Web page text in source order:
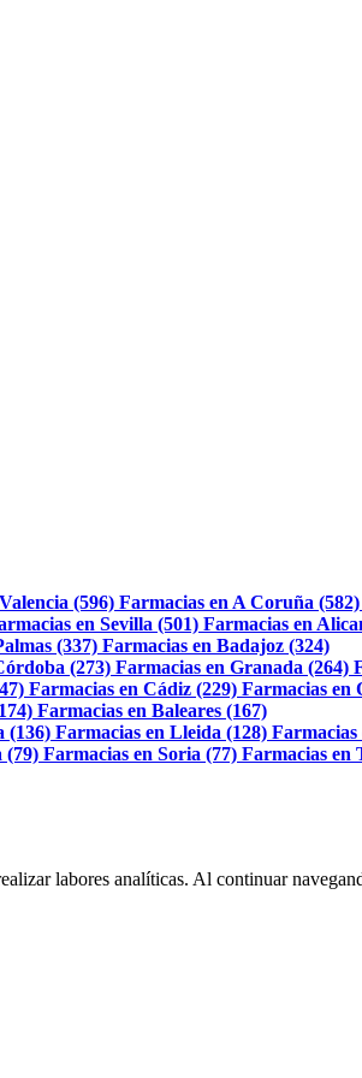
(596) Farmacias en A Coruña (582)
en Sevilla (501) Farmacias en
(337) Farmacias en Badajoz (324)
(273) Farmacias en Granada (264)
Farmacias en Cádiz (229) Farmacias en
Farmacias en Baleares (167)
(136) Farmacias en Lleida (128) Farmacias
(79) Farmacias en Soria (77) Farmacias en
labores analíticas. Al continuar